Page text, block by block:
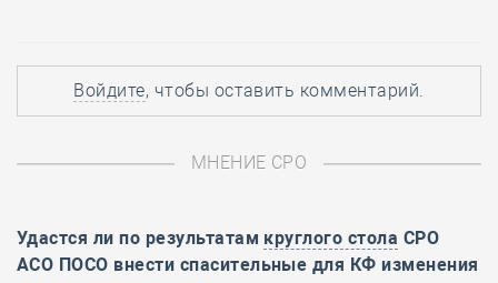
Войдите, чтобы оставить комментарий.
МНЕНИЕ СРО
Удастся ли по результатам круглого стола СРО
АСО ПОСО внести спасительные для КФ изменения